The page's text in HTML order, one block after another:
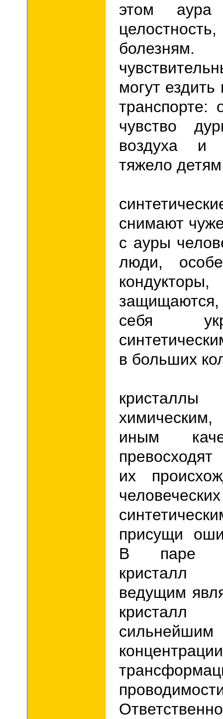
этом
могут
транспорте:
чувство
воздуха и
тяжело
снимают
с ауры
люди,
себя
в больших
иным
их
присущи
В паре
ведущим
кристалл